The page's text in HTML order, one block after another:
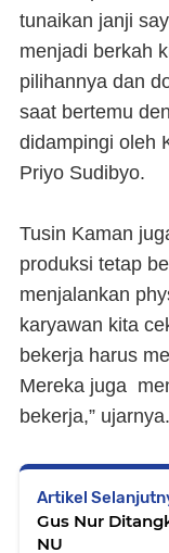
tunaikan janji
menjadi berkah
pilihannya dan
saat bertemu
didampingi oleh
Priyo Sudibyo.
Tusin Kaman
produksi tetap
menjalankan
karyawan kita
bekerja harus
Mereka juga
bekerja,”
Artikel
Gus Nur
NU